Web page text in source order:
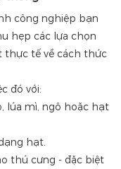
công nghiệp bạn
hẹp các lựa chọn
thực tế về cách thức
đó với:
lúa mì, ngô hoặc hạt
hạt.
thú cưng - đặc biệt